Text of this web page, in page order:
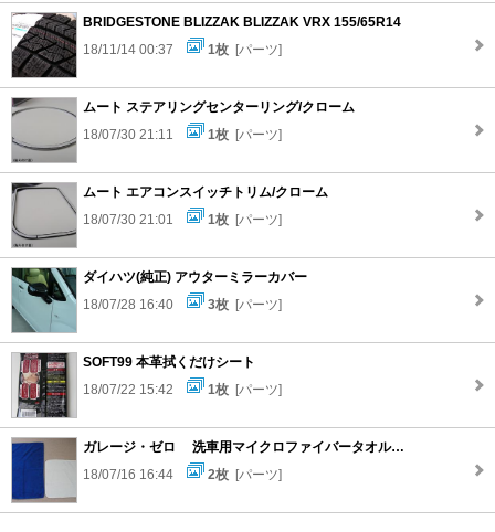
BRIDGESTONE BLIZZAK BLIZZAK VRX 155/65R14
18/11/14 00:37
1枚 [パーツ]
ムート ステアリングセンターリング/クローム
18/07/30 21:11
1枚 [パーツ]
ムート エアコンスイッチトリム/クローム
18/07/30 21:01
1枚 [パーツ]
ダイハツ(純正) アウターミラーカバー
18/07/28 16:40
3枚 [パーツ]
SOFT99 本革拭くだけシート
18/07/22 15:42
1枚 [パーツ]
ガレージ・ゼロ 洗車用マイクロファイバータオル 40cm×60cm
18/07/16 16:44
2枚 [パーツ]